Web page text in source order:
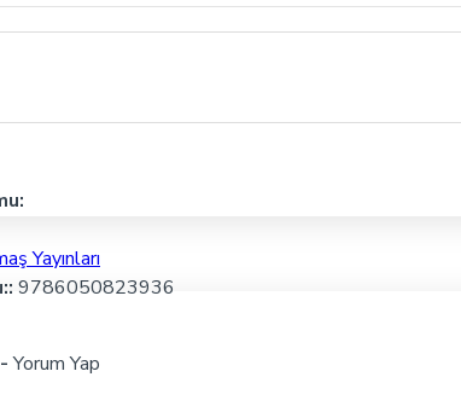
Yayınları
9786050823936
- Yorum Yap